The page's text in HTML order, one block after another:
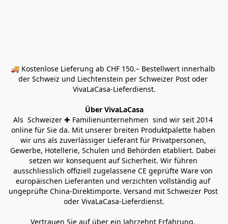
🚚 Kostenlose Lieferung ab CHF 150.– Bestellwert innerhalb
der Schweiz und Liechtenstein per Schweizer Post oder
VivaLaCasa-Lieferdienst.
Über VivaLaCasa
Als  Schweizer ✚ Familienunternehmen  sind wir seit 2014
online für Sie da. Mit unserer breiten Produktpalette haben
wir uns als zuverlässiger Lieferant für Privatpersonen,
Gewerbe, Hotellerie, Schulen und Behörden etabliert. Dabei
setzen wir konsequent auf Sicherheit. Wir führen
ausschliesslich offiziell zugelassene CE geprüfte Ware von
europäischen Lieferanten und verzichten vollständig auf
ungeprüfte China-Direktimporte. Versand mit Schweizer Post
oder VivaLaCasa-Lieferdienst.
Vertrauen Sie auf über ein Jahrzehnt Erfahrung,